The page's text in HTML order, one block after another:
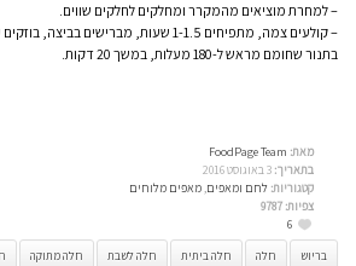
– למחרת מוציאים מהמקרר ומחלקים לחלקים שווים.
– קולעים צמה, מתפיחים 1-1.5 שעות, מברישים
בתנור שחומם מראש ל-180 מעלות, במשך 20 דקות.
מאת: FoodPage Team
בתאריך:
קטגוריות: לחם ומאפים,מאפים מלוחים
צפיות: 9787
6
בריוש
חלה חלה ביתית חלה לשבת חלה מתוקה